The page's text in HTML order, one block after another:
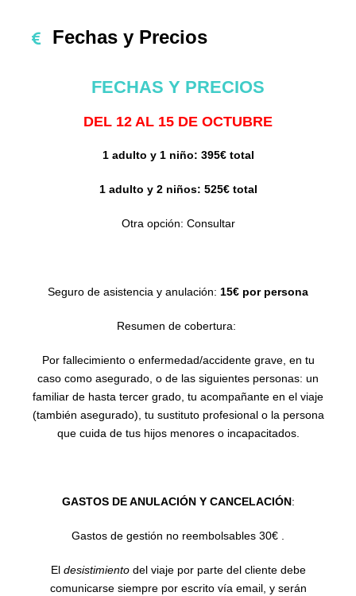
Fechas y Precios
FECHAS Y PRECIOS
DEL 12 AL 15 DE OCTUBRE
1 adulto y 1 niño: 395€ total
1 adulto y 2 niños: 525€ total
Otra opción: Consultar
Seguro de asistencia y anulación: 15€ por persona
Resumen de cobertura:
Por fallecimiento o enfermedad/accidente grave, en tu
caso como asegurado, o de las siguientes personas: un
familiar de hasta tercer grado, tu acompañante en el viaje
(también asegurado), tu sustituto profesional o la persona
que cuida de tus hijos menores o incapacitados.
GASTOS DE ANULACIÓN Y CANCELACIÓN:
Gastos de gestión no reembolsables 30€ .
El desistimientodel viaje por parte del cliente debe
comunicarse siempre por escrito vía email, y serán